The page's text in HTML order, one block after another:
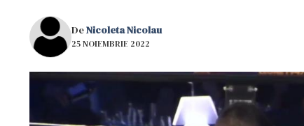
DeNicoleta Nicolau
25 NOIEMBRIE 2022